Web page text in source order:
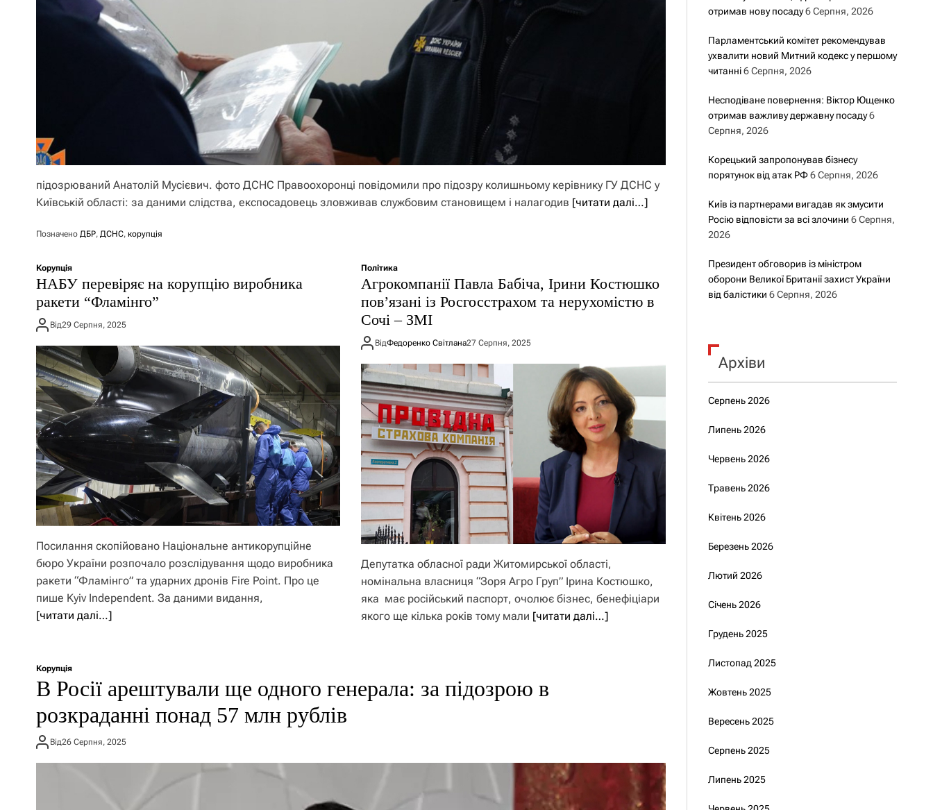
підозрюваний Анатолій Мусієвич. фото ДСНС Правоохоронці повідомили про підозру колишньому керівнику ГУ ДСНС у
Київській області: за даними слідства, експосадовець зловживав службовим становищем і налагодив [читати далі…]
Позначено ДБР, ДСНС, корупція
Корупція
НАБУ перевіряє на корупцію виробника
ракети “Фламінго”
Від29 Серпня, 2025
Посилання скопійовано Національне антикорупційне
бюро України розпочало розслідування щодо виробника
ракети “Фламінго” та ударних дронів Fire Point. Про це
пише Kyiv Independent. За даними видання,
[читати далі…]
Політика
Агрокомпанії Павла Бабіча, Ірини Костюшко
повʼязані із Росгосстрахом та нерухомістю в
Сочі – ЗМІ
ВідФедоренко Світлана27 Серпня, 2025
Депутатка обласної ради Житомирської області,
номінальна власниця “Зоря Агро Груп” Ірина Костюшко,
яка має російський паспорт, очолює бізнес, бенефіціари
якого ще кілька років тому мали [читати далі…]
Корупція
В Росії арештували ще одного генерала: за підозрою в
розкраданні понад 57 млн рублів
Від26 Серпня, 2025
отримав нову посаду 6 Серпня, 2026
Парламентський комітет рекомендував
ухвалити новий Митний кодекс у першому
читанні 6 Серпня, 2026
Несподіване повернення: Віктор Ющенко
отримав важливу державну посаду 6
Серпня, 2026
Корецький запропонував бізнесу
порятунок від атак РФ 6 Серпня, 2026
Київ із партнерами вигадав як змусити
Росію відповісти за всі злочини 6 Серпня,
2026
Президент обговорив із міністром
оборони Великої Британії захист України
від балістики 6 Серпня, 2026
Архіви
Серпень 2026
Липень 2026
Червень 2026
Травень 2026
Квітень 2026
Березень 2026
Лютий 2026
Січень 2026
Грудень 2025
Листопад 2025
Жовтень 2025
Вересень 2025
Серпень 2025
Липень 2025